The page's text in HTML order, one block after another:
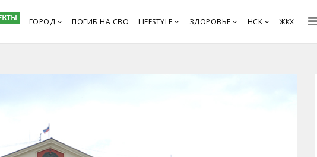
ГОРОД ПОГИБ НА СВО LIFESTYLE ЗДОРОВЬЕ НСК ЖКХ